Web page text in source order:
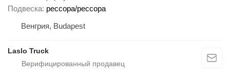
Подвеска рессора/рессора
Венгрия, Budapest
Laslo Truck